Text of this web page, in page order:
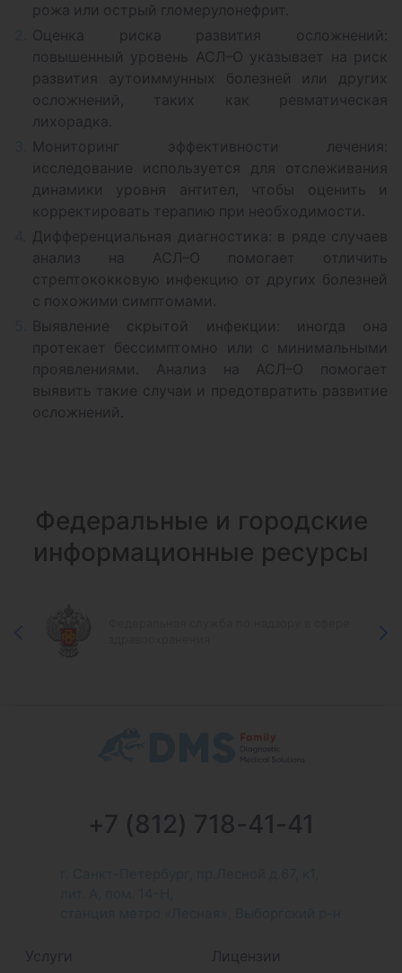
рожа или острый гломерулонефрит.
Оценка риска развития осложнений:
повышенный уровень АСЛ–О указывает на риск
развития аутоиммунных болезней или других
осложнений, таких как ревматическая
лихорадка.
Мониторинг эффективности лечения:
исследование используется для отслеживания
динамики уровня антител, чтобы оценить и
корректировать терапию при необходимости.
Дифференциальная диагностика: в ряде случаев
анализ на АСЛ–О помогает отличить
стрептококковую инфекцию от других болезней
с похожими симптомами.
Выявление скрытой инфекции: иногда она
протекает бессимптомно или с минимальными
проявлениями. Анализ на АСЛ–О помогает
выявить такие случаи и предотвратить развитие
осложнений.
Федеральные и городские
информационные ресурсы
+7 (812) 718-41-41